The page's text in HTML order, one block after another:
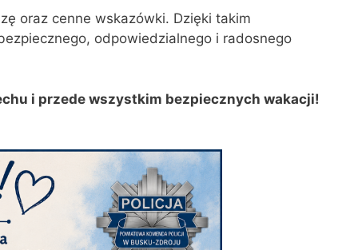
oraz cenne wskazówki. Dzięki takim
odpowiedzialnego i radosnego
i przede wszystkim bezpiecznych wakacji!